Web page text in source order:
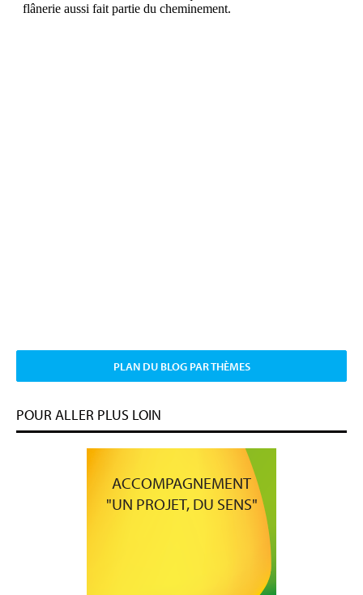
PLAN DU BLOG PAR THÈMES
POUR ALLER PLUS LOIN
ACCOMPAGNEMENT
"UN PROJET, DU SENS"